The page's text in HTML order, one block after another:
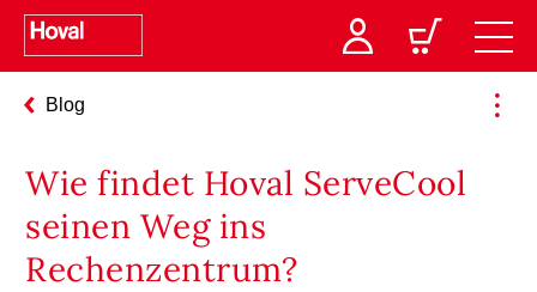
Blog
Wie findet Hoval ServeCool
seinen Weg ins
Rechenzentrum?